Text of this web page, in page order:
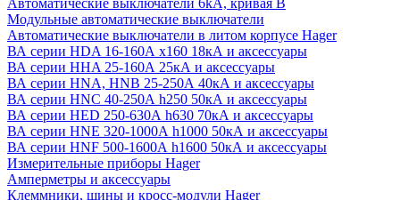
Автоматические выключатели 6kA, кривая В
Модульные автоматические выключатели
Автоматические выключатели в литом корпусе Hager
ВА серии HDA 16-160А x160 18кА и аксессуары
ВА серии HHA 25-160А 25кА и аксессуары
ВА серии HNA, HNB 25-250А 40кА и аксессуары
ВА серии HNC 40-250А h250 50кА и аксессуары
ВА серии HED 250-630А h630 70кА и аксессуары
ВА серии HNE 320-1000А h1000 50кА и аксессуары
ВА серии HNF 500-1600А h1600 50кА и аксессуары
Измерительные приборы Hager
Амперметры и аксессуары
Клеммники, шины и кросс-модули Hager